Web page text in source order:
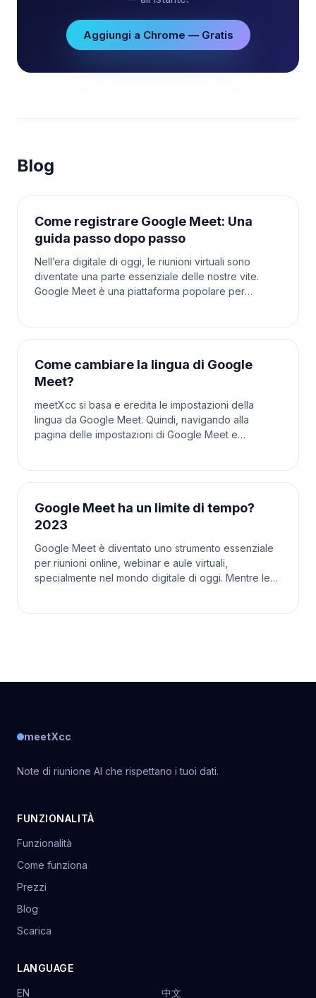
Aggiungi a Chrome — Gratis
Blog
Come registrare Google Meet: Una
guida passo dopo passo
Nell’era digitale di oggi, le riunioni virtuali sono
diventate una parte essenziale delle nostre vite.
Google Meet è una piattaforma popolare per
Come cambiare la lingua di Google
Meet?
meetXcc si basa e eredita le impostazioni della
lingua da Google Meet. Quindi, navigando alla
pagina delle impostazioni di Google Meet e
Google Meet ha un limite di tempo?
2023
Google Meet è diventato uno strumento essenziale
per riunioni online, webinar e aule virtuali,
specialmente nel mondo digitale di oggi. Mentre le
meetXcc
Note di riunione AI che rispettano i tuoi dati.
FUNZIONALITÀ
Funzionalità
Come funziona
Prezzi
Blog
Scarica
LANGUAGE
EN 中文